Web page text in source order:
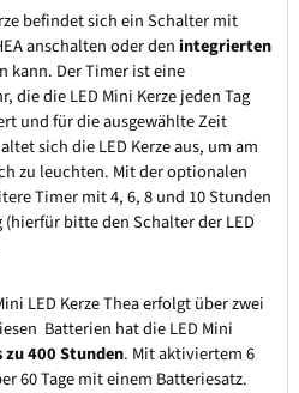
befindet sich ein Schalter mit
anschalten oder denintegrierten
kann. Der Timer ist eine
die LED Mini Kerze jeden Tag
und für die ausgewählte Zeit
sich die LED Kerze aus, um am
zu leuchten. Mit der optionalen
Timer mit 4, 6, 8 und 10 Stunden
bitte den Schalter der LED
LED Kerze Thea erfolgt über zwei
Batterien hat die LED Mini
zu 400 Stunden. Mit aktiviertem 6
60 Tage mit einem Batteriesatz.